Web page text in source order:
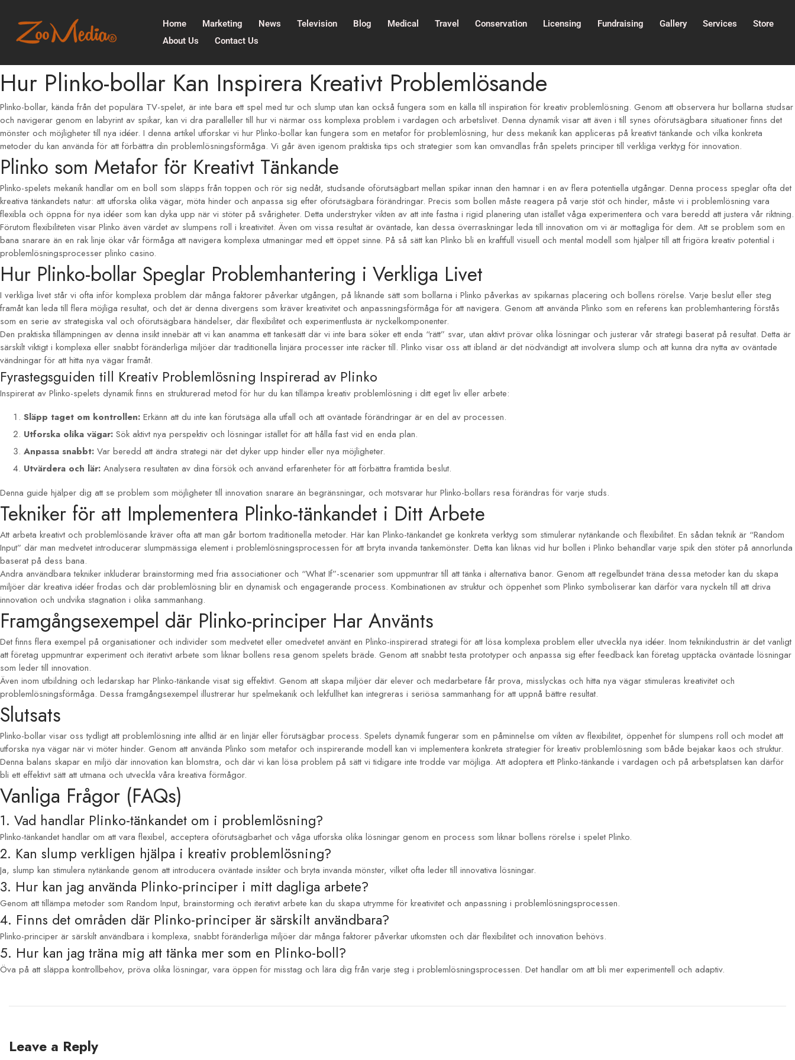
Home Marketing News Television Blog Medical Travel Conservation Licensing Fundraising Gallery Services
Store
About Us
Contact Us
Hur Plinko-bollar Kan Inspirera Kreativt Problemlösande
Plinko-bollar, kända från det populära TV-spelet, är inte bara ett spel med tur och slump utan kan också fungera som en källa till inspiration för kreativ problemlösning. Genom att observera hur bollarna studsar
och navigerar genom en labyrint av spikar, kan vi dra paralleller till hur vi närmar oss komplexa problem i vardagen och arbetslivet. Denna dynamik visar att även i till synes oförutsägbara situationer finns det
mönster och möjligheter till nya idéer. I denna artikel utforskar vi hur Plinko-bollar kan fungera som en metafor för problemlösning, hur dess mekanik kan appliceras på kreativt tänkande och vilka konkreta
metoder du kan använda för att förbättra din problemlösningsförmåga. Vi går även igenom praktiska tips och strategier som kan omvandlas från spelets principer till verkliga verktyg för innovation.
Plinko som Metafor för Kreativt Tänkande
Plinko-spelets mekanik handlar om en boll som släpps från toppen och rör sig nedåt, studsande oförutsägbart mellan spikar innan den hamnar i en av flera potentiella utgångar. Denna process speglar ofta det
kreativa tänkandets natur: att utforska olika vägar, möta hinder och anpassa sig efter oförutsägbara förändringar. Precis som bollen måste reagera på varje stöt och hinder, måste vi i problemlösning vara
flexibla och öppna för nya idéer som kan dyka upp när vi stöter på svårigheter. Detta understryker vikten av att inte fastna i rigid planering utan istället våga experimentera och vara beredd att justera vår riktning.
Förutom flexibiliteten visar Plinko även värdet av slumpens roll i kreativitet. Även om vissa resultat är oväntade, kan dessa överraskningar leda till innovation om vi är mottagliga för dem. Att se problem som en
bana snarare än en rak linje ökar vår förmåga att navigera komplexa utmaningar med ett öppet sinne. På så sätt kan Plinko bli en kraftfull visuell och mental modell som hjälper till att frigöra kreativ potential i
problemlösningsprocesser plinko casino.
Hur Plinko-bollar Speglar Problemhantering i Verkliga Livet
I verkliga livet står vi ofta inför komplexa problem där många faktorer påverkar utgången, på liknande sätt som bollarna i Plinko påverkas av spikarnas placering och bollens rörelse. Varje beslut eller steg
framåt kan leda till flera möjliga resultat, och det är denna divergens som kräver kreativitet och anpassningsförmåga för att navigera. Genom att använda Plinko som en referens kan problemhantering förstås
som en serie av strategiska val och oförutsägbara händelser, där flexibilitet och experimentlusta är nyckelkomponenter.
Den praktiska tillämpningen av denna insikt innebär att vi kan anamma ett tankesätt där vi inte bara söker ett enda “rätt” svar, utan aktivt prövar olika lösningar och justerar vår strategi baserat på resultat. Detta är
särskilt viktigt i komplexa eller snabbt föränderliga miljöer där traditionella linjära processer inte räcker till. Plinko visar oss att ibland är det nödvändigt att involvera slump och att kunna dra nytta av oväntade
vändningar för att hitta nya vägar framåt.
Fyrastegsguiden till Kreativ Problemlösning Inspirerad av Plinko
Inspirerat av Plinko-spelets dynamik finns en strukturerad metod för hur du kan tillämpa kreativ problemlösning i ditt eget liv eller arbete:
Släpp taget om kontrollen: Erkänn att du inte kan förutsäga alla utfall och att oväntade förändringar är en del av processen.
Utforska olika vägar: Sök aktivt nya perspektiv och lösningar istället för att hålla fast vid en enda plan.
Anpassa snabbt: Var beredd att ändra strategi när det dyker upp hinder eller nya möjligheter.
Utvärdera och lär: Analysera resultaten av dina försök och använd erfarenheter för att förbättra framtida beslut.
Denna guide hjälper dig att se problem som möjligheter till innovation snarare än begränsningar, och motsvarar hur Plinko-bollars resa förändras för varje studs.
Tekniker för att Implementera Plinko-tänkandet i Ditt Arbete
Att arbeta kreativt och problemlösande kräver ofta att man går bortom traditionella metoder. Här kan Plinko-tänkandet ge konkreta verktyg som stimulerar nytänkande och flexibilitet. En sådan teknik är “Random
Input” där man medvetet introducerar slumpmässiga element i problemlösningsprocessen för att bryta invanda tankemönster. Detta kan liknas vid hur bollen i Plinko behandlar varje spik den stöter på annorlunda
baserat på dess bana.
Andra användbara tekniker inkluderar brainstorming med fria associationer och “What If”-scenarier som uppmuntrar till att tänka i alternativa banor. Genom att regelbundet träna dessa metoder kan du skapa
miljöer där kreativa idéer frodas och där problemlösning blir en dynamisk och engagerande process. Kombinationen av struktur och öppenhet som Plinko symboliserar kan därför vara nyckeln till att driva
innovation och undvika stagnation i olika sammanhang.
Framgångsexempel där Plinko-principer Har Använts
Det finns flera exempel på organisationer och individer som medvetet eller omedvetet använt en Plinko-inspirerad strategi för att lösa komplexa problem eller utveckla nya idéer. Inom teknikindustrin är det vanligt
att företag uppmuntrar experiment och iterativt arbete som liknar bollens resa genom spelets bräde. Genom att snabbt testa prototyper och anpassa sig efter feedback kan företag upptäcka oväntade lösningar
som leder till innovation.
Även inom utbildning och ledarskap har Plinko-tänkande visat sig effektivt. Genom att skapa miljöer där elever och medarbetare får prova, misslyckas och hitta nya vägar stimuleras kreativitet och
problemlösningsförmåga. Dessa framgångsexempel illustrerar hur spelmekanik och lekfullhet kan integreras i seriösa sammanhang för att uppnå bättre resultat.
Slutsats
Plinko-bollar visar oss tydligt att problemlösning inte alltid är en linjär eller förutsägbar process. Spelets dynamik fungerar som en påminnelse om vikten av flexibilitet, öppenhet för slumpens roll och modet att
utforska nya vägar när vi möter hinder. Genom att använda Plinko som metafor och inspirerande modell kan vi implementera konkreta strategier för kreativ problemlösning som både bejakar kaos och struktur.
Denna balans skapar en miljö där innovation kan blomstra, och där vi kan lösa problem på sätt vi tidigare inte trodde var möjliga. Att adoptera ett Plinko-tänkande i vardagen och på arbetsplatsen kan därför
bli ett effektivt sätt att utmana och utveckla våra kreativa förmågor.
Vanliga Frågor (FAQs)
1. Vad handlar Plinko-tänkandet om i problemlösning?
Plinko-tänkandet handlar om att vara flexibel, acceptera oförutsägbarhet och våga utforska olika lösningar genom en process som liknar bollens rörelse i spelet Plinko.
2. Kan slump verkligen hjälpa i kreativ problemlösning?
Ja, slump kan stimulera nytänkande genom att introducera oväntade insikter och bryta invanda mönster, vilket ofta leder till innovativa lösningar.
3. Hur kan jag använda Plinko-principer i mitt dagliga arbete?
Genom att tillämpa metoder som Random Input, brainstorming och iterativt arbete kan du skapa utrymme för kreativitet och anpassning i problemlösningsprocessen.
4. Finns det områden där Plinko-principer är särskilt användbara?
Plinko-principer är särskilt användbara i komplexa, snabbt föränderliga miljöer där många faktorer påverkar utkomsten och där flexibilitet och innovation behövs.
5. Hur kan jag träna mig att tänka mer som en Plinko-boll?
Öva på att släppa kontrollbehov, pröva olika lösningar, vara öppen för misstag och lära dig från varje steg i problemlösningsprocessen. Det handlar om att bli mer experimentell och adaptiv.
Leave a Reply